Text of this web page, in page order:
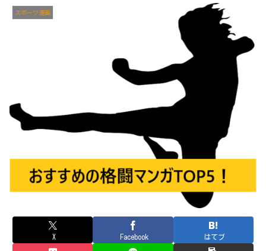
スポーツ漫画
X Facebook はてブ